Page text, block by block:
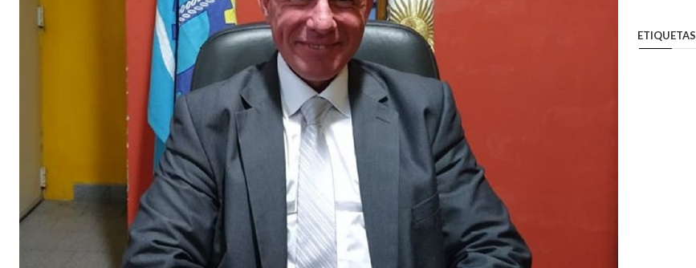
ETIQUETAS